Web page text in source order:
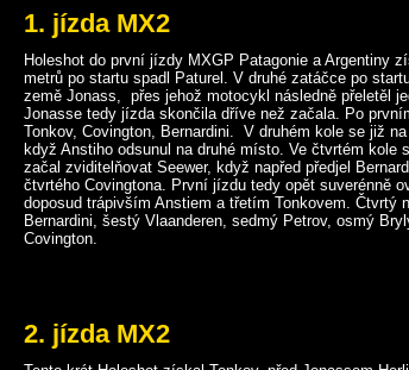
1. jízda MX2
Holeshot do první jízdy MXGP Patagonie a Argentiny
metrů po startu spadl Paturel. V druhé zatáčce po
země Jonass, přes jehož motocykl následně přeletěl
Jonasse tedy jízda skončila dříve než začala. Po
Tonkov, Covington, Bernardini. V druhém kole se již
když Anstiho odsunul na druhé místo. Ve čtvrtém kole
začal zviditelňovat Seewer, když napřed předjel
čtvrtého Covingtona. První jízdu tedy opět suverénně
doposud trápivším Anstiem a třetím Tonkovem. Čtvrtý
Bernardini, šestý Vlaanderen, sedmý Petrov, osmý
Covington.
2. jízda MX2